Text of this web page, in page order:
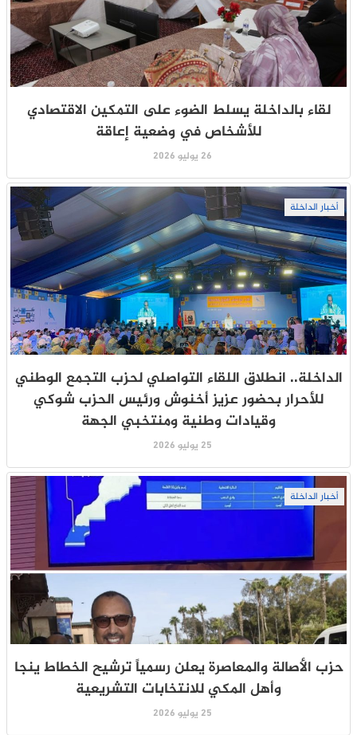
لقاء بالداخلة يسلط الضوء على التمكين الاقتصادي
للأشخاص في وضعية إعاقة
26 يوليو 2026
أخبار الداخلة
الداخلة.. انطلاق اللقاء التواصلي لحزب التجمع الوطني
للأحرار بحضور عزيز أخنوش ورئيس الحزب شوكي
وقيادات وطنية ومنتخبي الجهة
25 يوليو 2026
أخبار الداخلة
حزب الأصالة والمعاصرة يعلن رسمياً ترشيح الخطاط ينجا
وأهل المكي للانتخابات التشريعية
25 يوليو 2026